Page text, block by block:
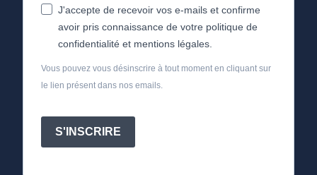
J'accepte de recevoir vos e-mails et confirme
avoir pris connaissance de votre politique de
confidentialité et mentions légales.
Vous pouvez vous désinscrire à tout moment en cliquant sur
le lien présent dans nos emails.
S'INSCRIRE